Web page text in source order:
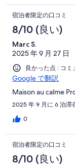
宿泊者限定の口コミ
8/10 (良い)
Marc S.
2025 年 9 月 27 日
良かった点 : コ
Google で翻訳
Maison au calme
2025 年 9 月に 6 泊滞
0
宿泊者限定の口コミ
8/10 (良い)